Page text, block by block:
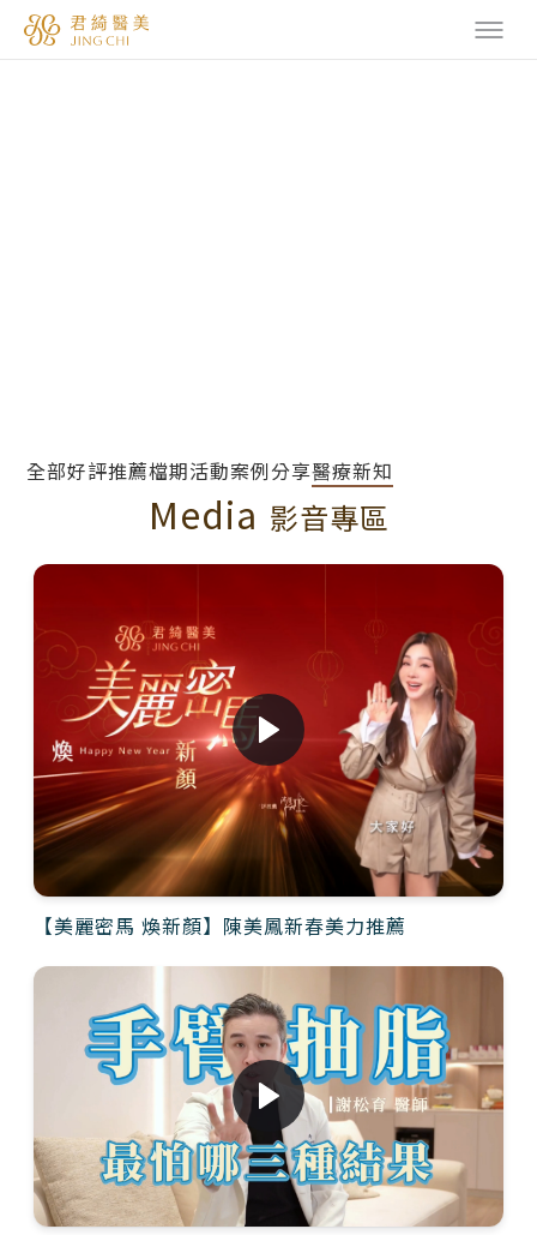
全部好評推薦檔期活動案例分享醫療新知
Media 影音專區
【美麗密馬 煥新顏】陳美鳳新春美力推薦